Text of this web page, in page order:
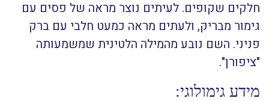
חלקים שקופים. לעיתים נוצר מראה של פסים עם
גימור מבריק, ולעתים מראה כמעט חלבי עם ברק
פניני. השם נובע מהמילה הלטינית שמשמעותה
"ציפורן".
מידע גימולוגי: